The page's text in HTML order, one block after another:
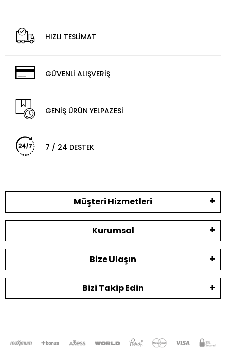
HIZLI TESLİMAT
GÜVENLİ ALIŞVERİŞ
GENİŞ ÜRÜN YELPAZESİ
7 / 24 DESTEK
Müşteri Hizmetleri
Kurumsal
Bize Ulaşın
Bizi Takip Edin